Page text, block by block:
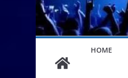
HOME